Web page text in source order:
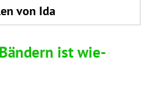
von Ida
ist wie­